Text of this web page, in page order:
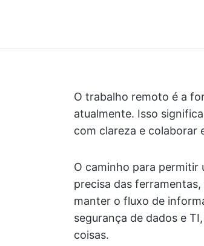
O trabalho remoto é a
atualmente. Isso
com clareza e colaborar
O caminho para permitir
precisa das
manter o fluxo de
segurança de dados e
coisas.